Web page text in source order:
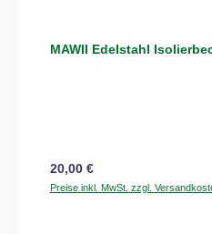
MAWII Edelstahl
Regulärer Preis:
20,00 €
Preise inkl. MwSt. zzgl.